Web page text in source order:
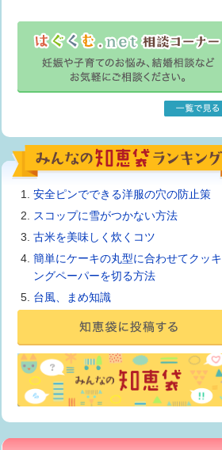
安全ピンでできる洋服の穴の防止策
スコップに雪がつかない方法
古米を美味しく炊くコツ
簡単にケーキの丸型に合わせてクッキ
ングペーパーを切る方法
台風、まめ知識